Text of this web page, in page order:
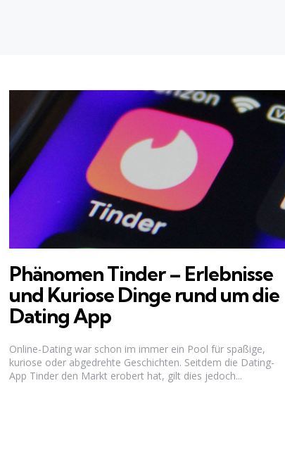
Phänomen Tinder – Erlebnisse
und Kuriose Dinge rund um die
Dating App
Online-Dating war schon im immer ein Pool für spaßige,
kuriose oder abgedrehte Geschichten. Seitdem die Dating-
App Tinder den Markt erobert hat, gilt dies jedoch...